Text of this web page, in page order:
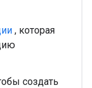
, которая
создать